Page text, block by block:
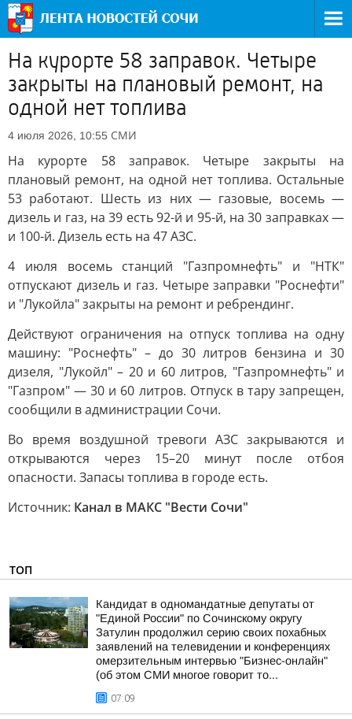
На курорте 58 заправок. Четыре
закрыты на плановый ремонт, на
одной нет топлива
4 июля 2026, 10:55 СМИ
На курорте 58 заправок. Четыре закрыты на
плановый ремонт, на одной нет топлива. Остальные
53 работают. Шесть из них — газовые, восемь —
дизель и газ, на 39 есть 92-й и 95-й, на 30 заправках —
и 100-й. Дизель есть на 47 АЗС.
4 июля восемь станций "Газпромнефть" и "НТК"
отпускают дизель и газ. Четыре заправки "Роснефти"
и "Лукойла" закрыты на ремонт и ребрендинг.
Действуют ограничения на отпуск топлива на одну
машину: "Роснефть" – до 30 литров бензина и 30
дизеля, "Лукойл" – 20 и 60 литров, "Газпромнефть" и
"Газпром" — 30 и 60 литров. Отпуск в тару запрещен,
сообщили в администрации Сочи.
Во время воздушной тревоги АЗС закрываются и
открываются через 15–20 минут после отбоя
опасности. Запасы топлива в городе есть.
Источник: Канал в МАКС "Вести Сочи"
ТОП
Кандидат в одномандатные депутаты от
"Единой России" по Сочинскому округу
Затулин продолжил серию своих похабных
заявлений на телевидении и конференциях
омерзительным интервью "Бизнес-онлайн"
(об этом СМИ многое говорит то...
07:09